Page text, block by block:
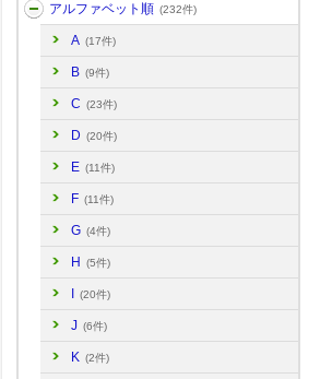
アルファベット順 (232件)
A (17件)
B (9件)
C (23件)
D (20件)
E (11件)
F (11件)
G (4件)
H (5件)
(20件)
J (6件)
K (2件)